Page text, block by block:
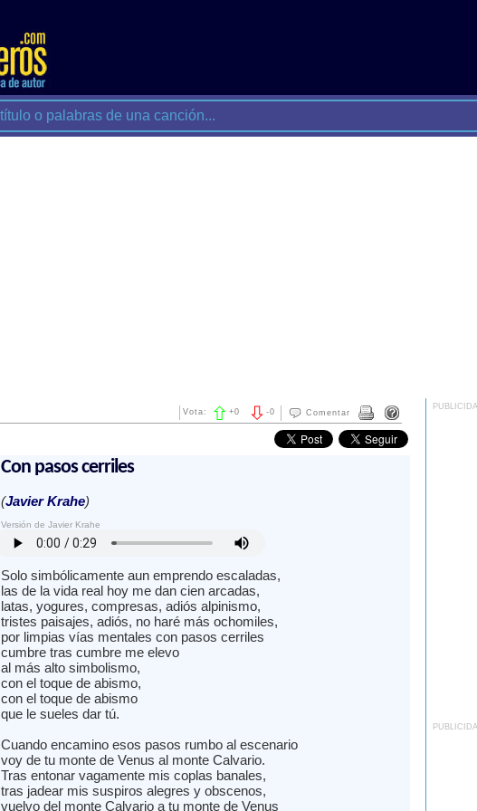
Comentar
-0
Vota: +0
Con pasos cerriles
(Javier Krahe)
Versión de Javier Krahe
Solo simbólicamente aun emprendo escaladas,
las de la vida real hoy me dan cien arcadas,
latas, yogures, compresas, adiós alpinismo,
tristes paisajes, adiós, no haré más ochomiles,
por limpias vías mentales con pasos cerriles
cumbre tras cumbre me elevo
al más alto simbolismo,
con el toque de abismo,
con el toque de abismo
que le sueles dar tú.
Cuando encamino esos pasos rumbo al escenario
voy de tu monte de Venus al monte Calvario.
Tras entonar vagamente mis coplas banales,
tras jadear mis suspiros alegres y obscenos,
vuelvo del monte Calvario a tu monte de Venus